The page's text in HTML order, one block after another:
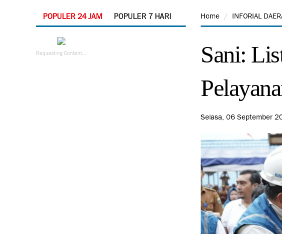
POPULER 24 JAM POPULER 7 HARI
Requesting Content...
Home INFORIAL
Sani:
Selasa, 06 September